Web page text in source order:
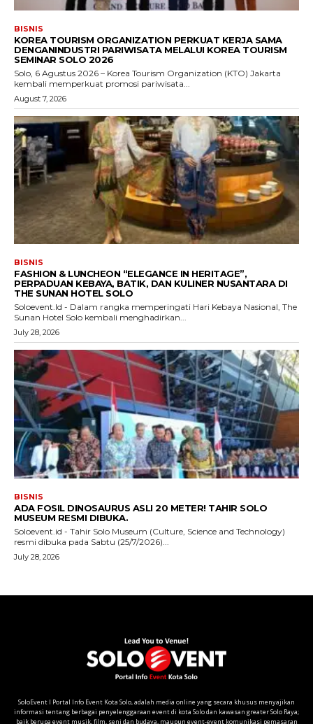
SoloEvent I Portal Info Event Kota Solo, adalah media online yang secara khusus menyajikan
informasi tentang berbagai penyelenggaraan event di kota Solo dan kawasan greater Solo Raya;
baik berupa event musik, film, seni dan budaya, maupun event-event komunikasi pemasaran